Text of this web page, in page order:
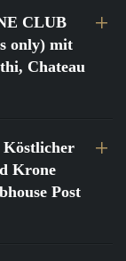
CLUB
only) mit
Chateau
Köstlicher
Krone
Post